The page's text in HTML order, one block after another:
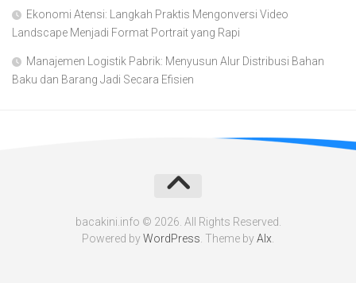
Ekonomi Atensi: Langkah Praktis Mengonversi Video
Landscape Menjadi Format Portrait yang Rapi
Manajemen Logistik Pabrik: Menyusun Alur Distribusi Bahan
Baku dan Barang Jadi Secara Efisien
bacakini.info © 2026. All Rights Reserved.
Powered byWordPress . Theme byAlx